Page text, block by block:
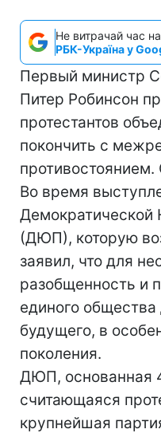
Не витрачай час
РБК-Україна у
Первый министр
Питер Робинсон
протестантов
покончить с
Во время
Демократической
(ДЮП), которую
заявил, что для
разобщенность и
единого
будущего, в
поколения.
ДЮП, основанная
считающаяся
крупнейшая